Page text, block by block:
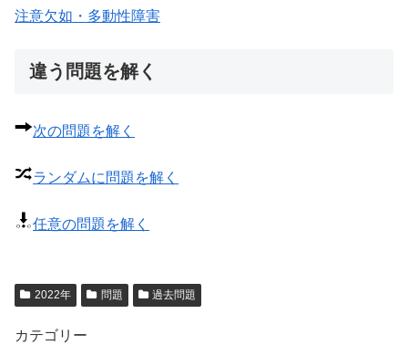
注意欠如・多動性障害
違う問題を解く
次の問題を解く
ランダムに問題を解く
任意の問題を解く
2022年 問題 過去問題
カテゴリー